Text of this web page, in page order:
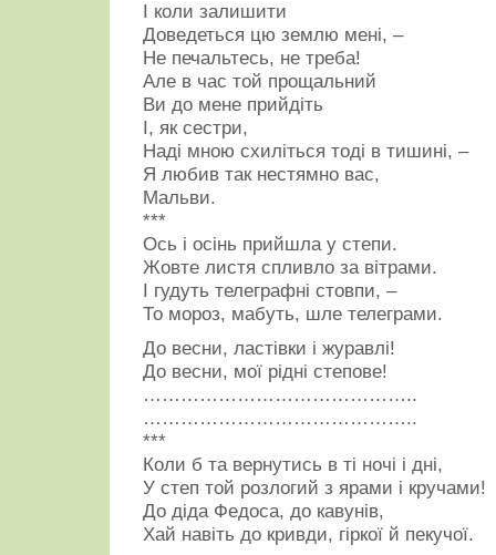
І коли залишити
Доведеться цю землю мені, –
Не печальтесь, не треба!
Але в час той прощальний
Ви до мене прийдіть
І, як сестри,
Наді мною схиліться тоді в тишині, –
Я любив так нестямно вас,
Мальви.
***
Ось і осінь прийшла у степи.
Жовте листя спливло за вітрами.
І гудуть телеграфні стовпи, –
То мороз, мабуть, шле телеграми.
До весни, ластівки і журавлі!
До весни, мої рідні степове!
……………………………………..
……………………………………..
***
Коли б та вернутись в ті ночі і дні,
У степ той розлогий з ярами і кручами!
До діда Федоса, до кавунів,
Хай навіть до кривди, гіркої й пекучої.